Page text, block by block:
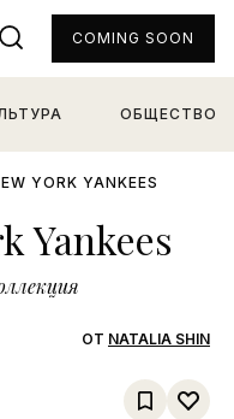
ОБЩЕСТВО
COMING SOON
YORK YANKEES
Yankees
ОТ NATALIA SHIN